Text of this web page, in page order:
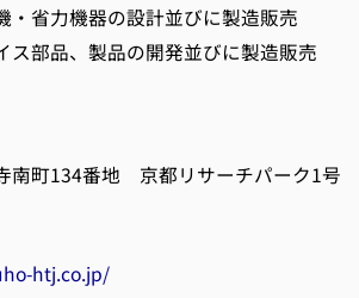
省力機器の設計並びに製造販売
部品、製品の開発並びに製造販売
南町134番地 京都リサーチパーク1号
htj.co.jp/